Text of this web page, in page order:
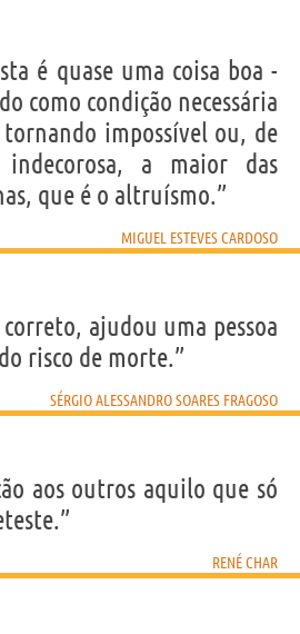
é quase uma coisa boa -
como condição necessária
impossível ou, de
a maior das
que é o altruísmo.”
MIGUEL ESTEVES CARDOSO
ajudou uma pessoa
risco de morte.”
SÉRGIO ALESSANDRO SOARES FRAGOSO
aos outros aquilo que só
RENÉ CHAR